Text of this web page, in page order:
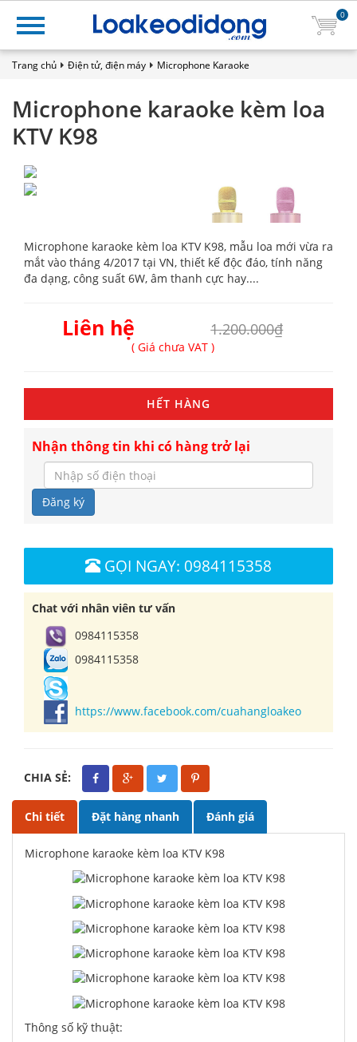
0
Trang chủ Điện tử, điện máy Microphone Karaoke
Microphone karaoke kèm loa
KTV K98
Microphone karaoke kèm loa KTV K98, mẫu loa mới vừa ra
mắt vào tháng 4/2017 tại VN, thiết kế độc đáo, tính năng
đa dạng, công suất 6W, âm thanh cực hay....
Liên hệ 1.200.000₫
( Giá chưa VAT )
HẾT HÀNG
Nhận thông tin khi có hàng trở lại
Đăng ký
GỌI NGAY: 0984115358
Chat với nhân viên tư vấn
0984115358
0984115358
https://www.facebook.com/cuahangloakeo
CHIA SẺ:
Chi tiết Đặt hàng nhanh Đánh giá
Microphone karaoke kèm loa KTV K98
Thông số kỹ thuật: